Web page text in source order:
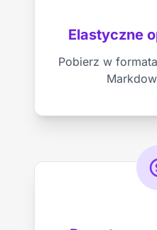
Elastyczne
Pobierz w